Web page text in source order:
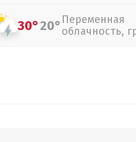
30°20° Переменная
облачность,